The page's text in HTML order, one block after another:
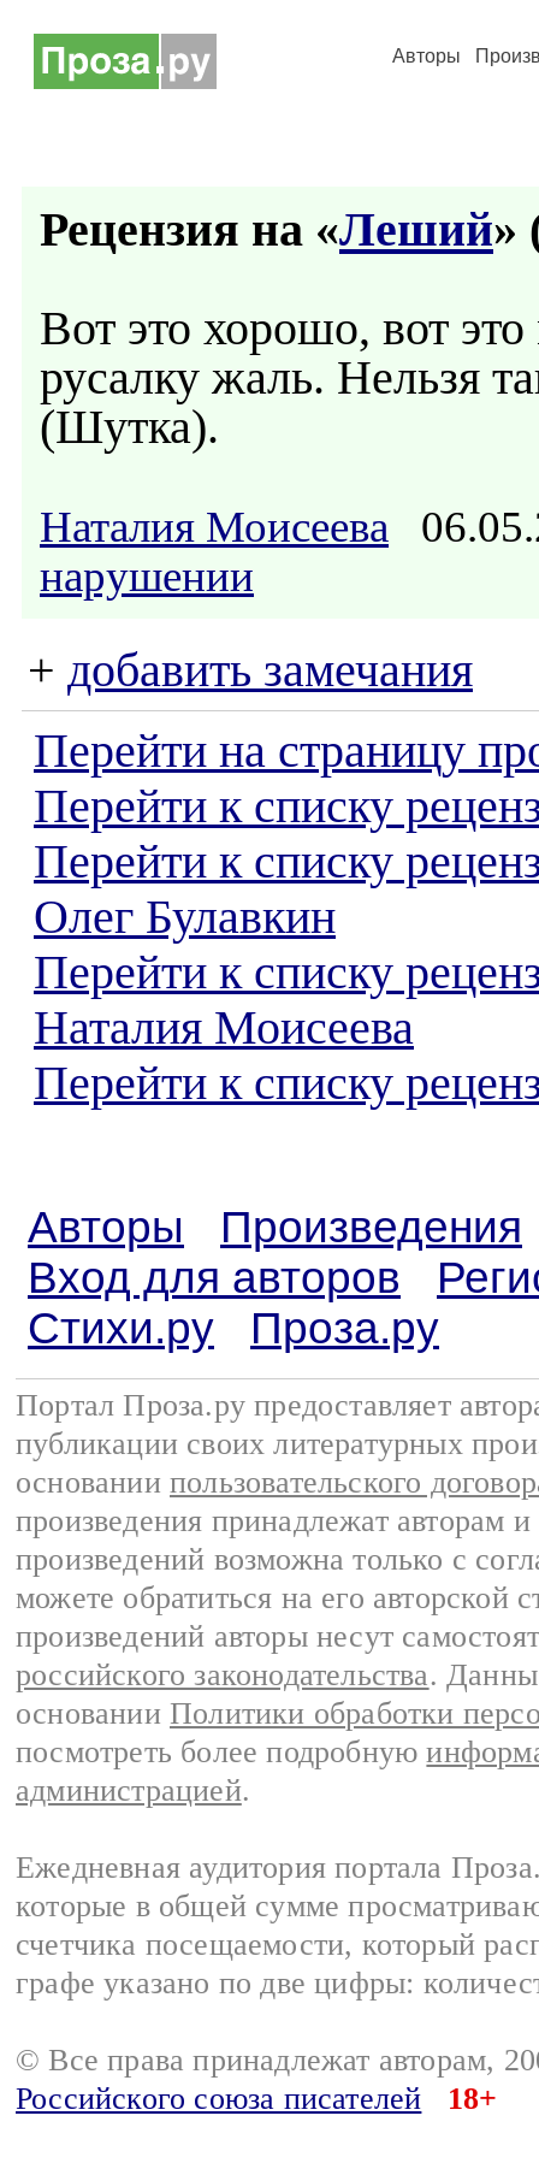
Авторы
Рецензия на «Леший»
Вот это хорошо, вот
русалку жаль. Нельзя
(Шутка).
Наталия Моисеева
нарушении
+ добавить замечания
Перейти на страницу
Перейти к списку
Перейти к списку
Олег Булавкин
Перейти к списку
Наталия Моисеева
Перейти к списку
Авторы
Произведения
Вход для авторов
Стихи.ру
Проза.ру
Портал Проза.ру предоставляет
публикации своих литературных
основании пользовательского
произведения принадлежат авторам
произведений возможна только с
можете обратиться на его авторской
произведений авторы несут
российского законодательства.
основании Политики обработки
посмотреть более подробную
администрацией.
Ежедневная аудитория портала
которые в общей сумме
счетчика посещаемости, который
графе указано по две цифры:
© Все права принадлежат авторам,
Российского союза писателей
18+